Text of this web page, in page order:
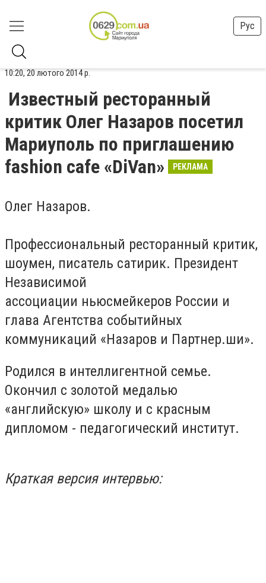
Рус
10:20, 20 лютого 2014 р.
Известный ресторанный
критик Олег Назаров посетил
Мариуполь по приглашению
fashion cafe «DiVan»
РЕКЛАМА
Олег Назаров.
Профессиональный ресторанный критик,
шоумен, писатель сатирик. Президент
Независимой
ассоциации ньюсмейкеров России и
глава Агентства событийных
коммуникаций «Назаров и Партнер.ши».
Родился в интеллигентной семье.
Окончил с золотой медалью
«английскую» школу и с красным
дипломом - педагогический институт.
Краткая версия интервью: